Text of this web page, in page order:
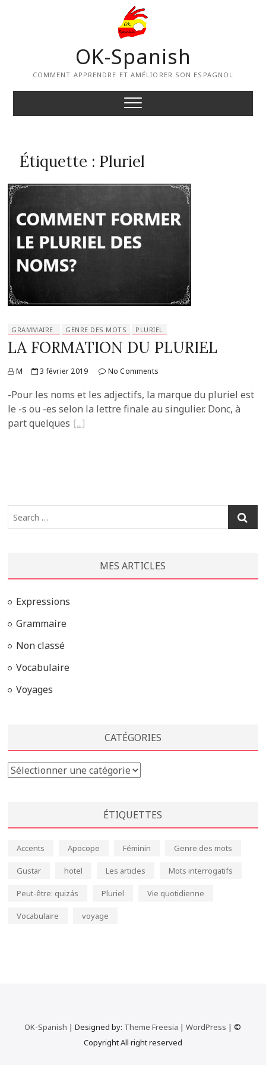
OK-Spanish
COMMENT APPRENDRE ET AMÉLIORER SON ESPAGNOL
Étiquette : Pluriel
GRAMMAIRE GENRE DES MOTS PLURIEL
LA FORMATION DU PLURIEL
M 3 février 2019 No Comments
-Pour les noms et les adjectifs, la marque du pluriel est
le -s ou -es selon la lettre finale au singulier. Donc, à
part quelques
Search
…
MES ARTICLES
Expressions
Grammaire
Non classé
Vocabulaire
Voyages
CATÉGORIES
Catégories
ÉTIQUETTES
Accents Apocope Féminin Genre des mots
Gustar hotel Les articles Mots interrogatifs
Peut-être: quizás Pluriel Vie quotidienne
Vocabulaire voyage
OK-Spanish | Designed by: Theme Freesia |WordPress | ©
Copyright All right reserved